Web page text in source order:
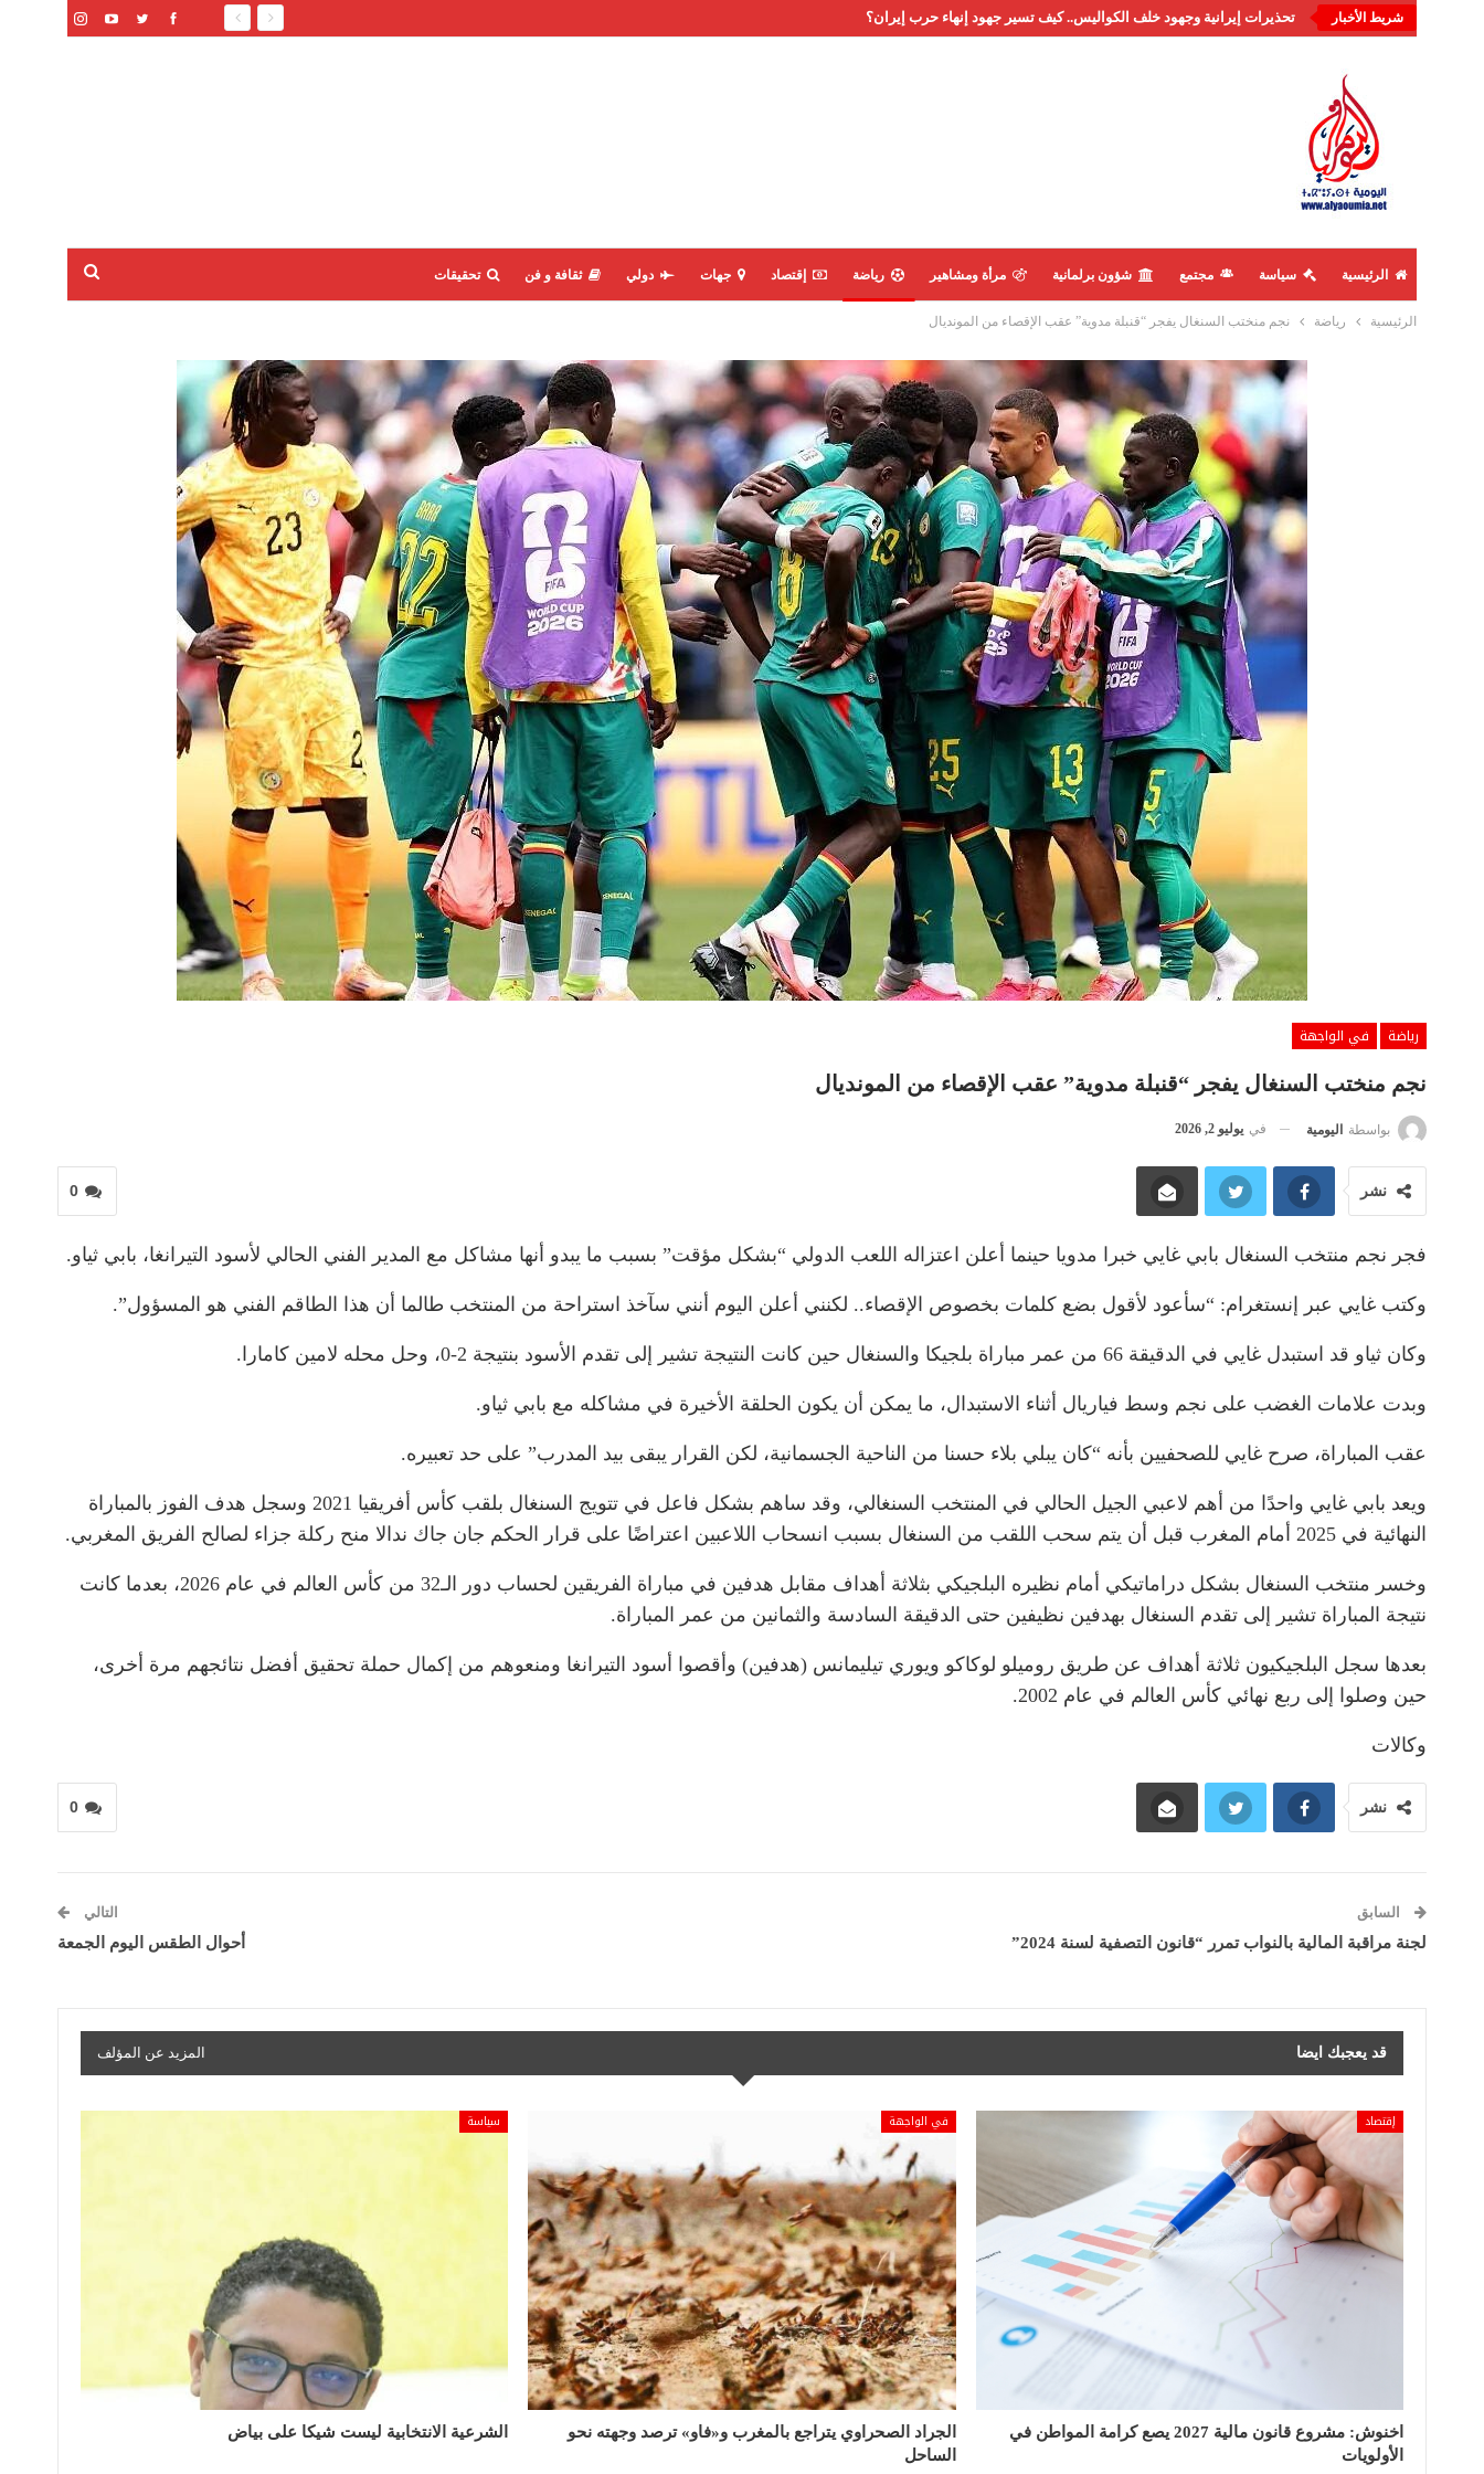
شريط الأخبار تحذيرات إيرانية وجهود خلف الكواليس.. كيف تسير جهود إنهاء حرب إيران؟
الرئيسية سياسة مجتمع شؤون برلمانية مرأة ومشاهير رياضة إقتصاد جهات دولي ثقافة و فن تحقيقات
الرئيسية رياضة نجم منختب السنغال يفجر “قنبلة مدوية” عقب الإقصاء من المونديال
رياضة
في الواجهة
نجم منختب السنغال يفجر “قنبلة مدوية” عقب الإقصاء من المونديال
بواسطة اليومية في يوليو 2, 2026
0 نشر
فجر نجم منتخب السنغال بابي غايي خبرا مدويا حينما أعلن اعتزاله اللعب الدولي “بشكل مؤقت” بسبب ما يبدو أنها مشاكل مع المدير الفني الحالي لأسود التيرانغا، بابي ثياو.
وكتب غايي عبر إنستغرام: “سأعود لأقول بضع كلمات بخصوص الإقصاء.. لكنني أعلن اليوم أنني سآخذ استراحة من المنتخب طالما أن هذا الطاقم الفني هو المسؤول”.
وكان ثياو قد استبدل غايي في الدقيقة 66 من عمر مباراة بلجيكا والسنغال حين كانت النتيجة تشير إلى تقدم الأسود بنتيجة 2-0، وحل محله لامين كامارا.
وبدت علامات الغضب على نجم وسط فياريال أثناء الاستبدال، ما يمكن أن يكون الحلقة الأخيرة في مشاكله مع بابي ثياو.
عقب المباراة، صرح غايي للصحفيين بأنه “كان يبلي بلاء حسنا من الناحية الجسمانية، لكن القرار يبقى بيد المدرب” على حد تعبيره.
ويعد بابي غايي واحدًا من أهم لاعبي الجيل الحالي في المنتخب السنغالي، وقد ساهم بشكل فاعل في تتويج السنغال بلقب كأس أفريقيا 2021 وسجل هدف الفوز بالمباراة
النهائية في 2025 أمام المغرب قبل أن يتم سحب اللقب من السنغال بسبب انسحاب اللاعبين اعتراضًا على قرار الحكم جان جاك ندالا منح ركلة جزاء لصالح الفريق المغربي.
وخسر منتخب السنغال بشكل دراماتيكي أمام نظيره البلجيكي بثلاثة أهداف مقابل هدفين في مباراة الفريقين لحساب دور الـ32 من كأس العالم في عام 2026، بعدما كانت
نتيجة المباراة تشير إلى تقدم السنغال بهدفين نظيفين حتى الدقيقة السادسة والثمانين من عمر المباراة.
بعدها سجل البلجيكيون ثلاثة أهداف عن طريق روميلو لوكاكو ويوري تيليمانس (هدفين) وأقصوا أسود التيرانغا ومنعوهم من إكمال حملة تحقيق أفضل نتائجهم مرة أخرى،
حين وصلوا إلى ربع نهائي كأس العالم في عام 2002.
وكالات
0 نشر
السابق
لجنة مراقبة المالية بالنواب تمرر “قانون التصفية لسنة 2024”
التالي
أحوال الطقس اليوم الجمعة
قد يعجبك ايضا المزيد عن المؤلف
إقتصاد
اخنوش: مشروع قانون مالية 2027 يصع كرامة المواطن في
الأولويات
في الواجهة
الجراد الصحراوي يتراجع بالمغرب و«فاو» ترصد وجهته نحو
الساحل
سياسة
الشرعية الانتخابية ليست شيكا على بياض